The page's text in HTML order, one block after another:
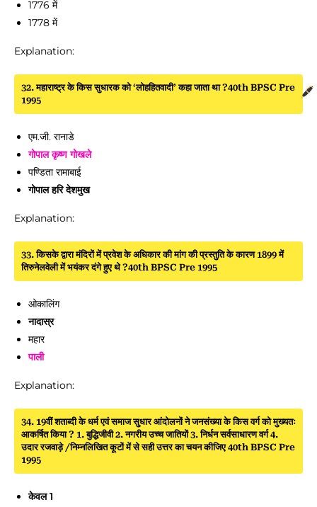
1776 में
1778 में
Explanation:
32. महाराष्ट्र के किस सुधारक को ‘लोहहितवादी’ कहा जाता था ?40th BPSC Pre
1995
एम.जी. रानाडे
गोपाल कृष्ण गोखले
पण्डिता रामाबाई
गोपाल हरि देशमुख
Explanation:
33. किसके द्वारा मंदिरों में प्रवेश के अधिकार की मांग की प्रस्तुति के कारण 1899 में
तिरुनेलवेली में भयंकर दंगे हुए थे ?40th BPSC Pre 1995
ओकालिंग
नादास्र
महार
पाली
Explanation:
34. 19वीं शताब्दी के धर्म एवं समाज सुधार आंदोलनों ने जनसंख्या के किस वर्ग को मुख्यतः
आकर्षित किया ? 1. बुद्धिजीवी 2. नगरीय उच्च जातियों 3. निर्धन सर्वसाधारण वर्ग 4.
उदार रजवाड़े /निम्नलिखित कूटों में से सही उत्तर का चयन कीजिए 40th BPSC Pre
1995
केवल 1